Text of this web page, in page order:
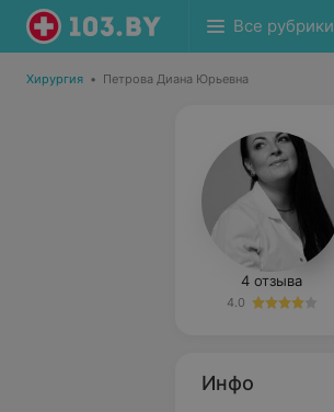
Все рубрики
Хирургия • Петрова Диана Юрьевна
4 отзыва
4.0
Инфо